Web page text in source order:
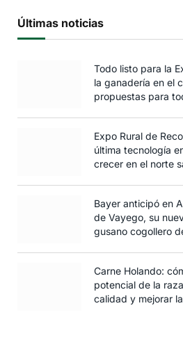
Últimas noticias
Todo listo para la
la ganadería en el
propuestas para
Expo Rural de
última tecnología
crecer en el norte
Bayer anticipó en
de Vayego, su
gusano cogollero
Carne Holando:
potencial de la
calidad y mejorar